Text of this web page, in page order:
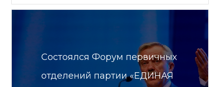
Состоялся Форум первичных
отделений партии «ЕДИНАЯ